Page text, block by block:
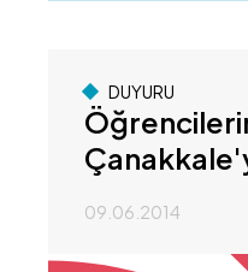
DUYURU
09.06.2014